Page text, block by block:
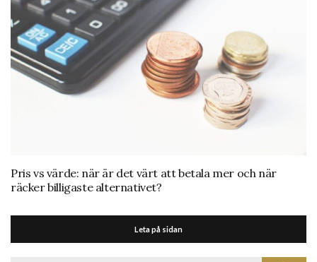
Pris vs värde: när är det värt att betala mer och när
räcker billigaste alternativet?
Leta på sidan